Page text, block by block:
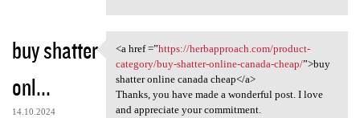
buy shatter
onl...
14.10.2024
<a href =”https:/
<a href =”https://herbapproach.com/product-
category/buy-shatter-online-canada-cheap/”>buy
shatter online canada cheap</a>
Thanks, you have made a wonderful post. I love
and appreciate your commitment.